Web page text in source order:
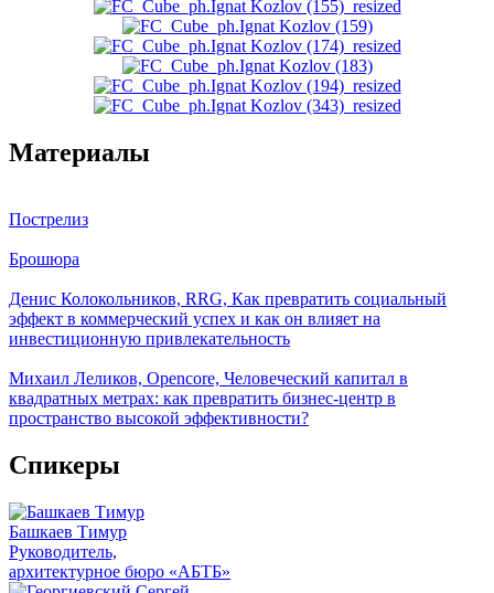
Материалы
Пострелиз
Брошюра
Денис Колокольников, RRG, Как превратить социальный
эффект в коммерческий успех и как он влияет на
инвестиционную привлекательность
Михаил Леликов, Opencore, Человеческий капитал в
квадратных метрах: как превратить бизнес-центр в
пространство высокой эффективности?
Спикеры
Башкаев Тимур
Руководитель,
архитектурное бюро «АБТБ»